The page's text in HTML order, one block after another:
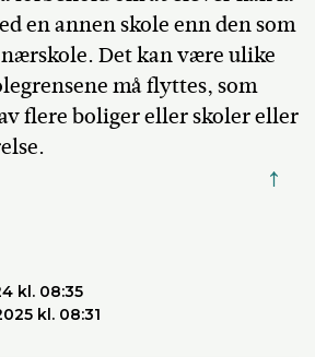
en annen skole enn den som
Det kan være ulike
må flyttes, som
flere boliger eller skoler eller
↑
kl. 08:35
kl. 08:31